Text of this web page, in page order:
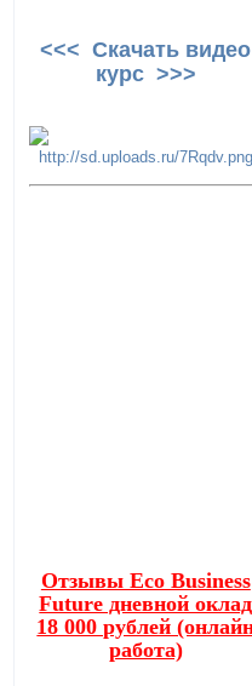
<<< Скачать видео
курс >>>
Отзывы Eco Business
Future дневной оклад
18 000 рублей
работа)